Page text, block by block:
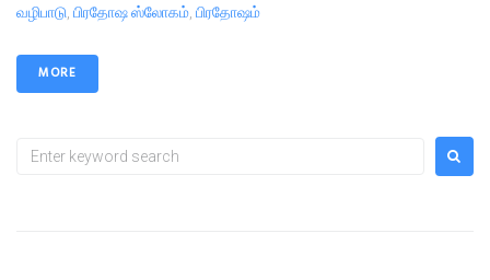
வழிபாடு, பிரதோஷ ஸ்லோகம், பிரதோஷம்
MORE